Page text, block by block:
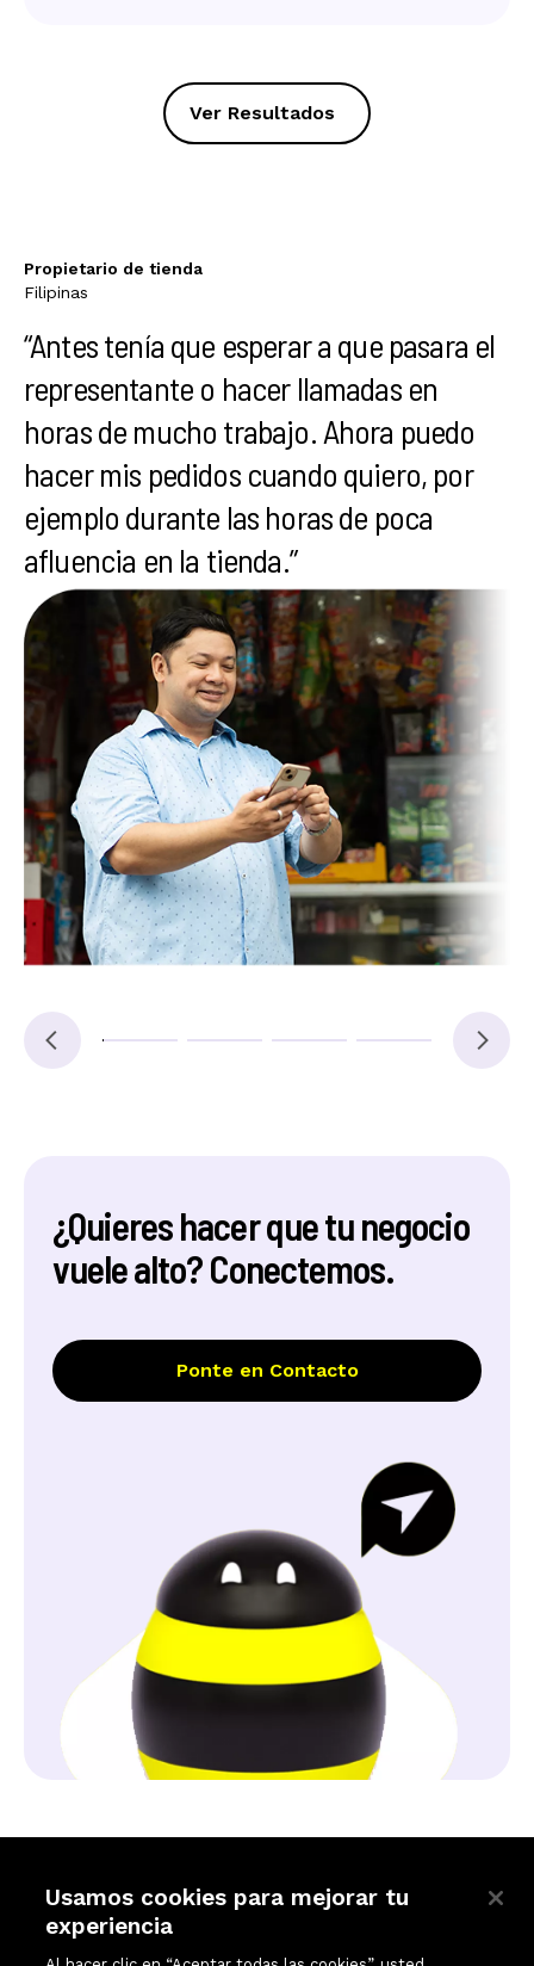
Ver Resultados
Propietario de tienda
Filipinas
“Antes tenía que esperar a que pasara el
representante o hacer llamadas en
horas de mucho trabajo. Ahora puedo
hacer mis pedidos cuando quiero, por
ejemplo durante las horas de poca
afluencia en la tienda.”
¿Quieres hacer que tu negocio
vuele alto? Conectemos.
Ponte en Contacto
Usamos cookies para mejorar tu
experiencia